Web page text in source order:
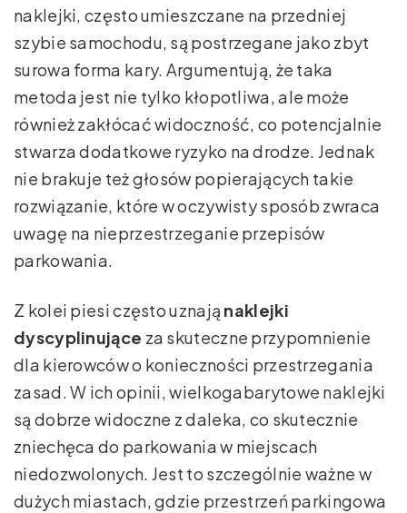
naklejki, często umieszczane na przedniej
szybie samochodu, są postrzegane jako zbyt
surowa forma kary. Argumentują, że taka
metoda jest nie tylko kłopotliwa, ale może
również zakłócać widoczność, co potencjalnie
stwarza dodatkowe ryzyko na drodze. Jednak
nie brakuje też głosów popierających takie
rozwiązanie, które w oczywisty sposób zwraca
uwagę na nieprzestrzeganie przepisów
parkowania.
Z kolei piesi często uznają naklejki
dyscyplinujące za skuteczne przypomnienie
dla kierowców o konieczności przestrzegania
zasad. W ich opinii, wielkogabarytowe naklejki
są dobrze widoczne z daleka, co skutecznie
zniechęca do parkowania w miejscach
niedozwolonych. Jest to szczególnie ważne w
dużych miastach, gdzie przestrzeń parkingowa